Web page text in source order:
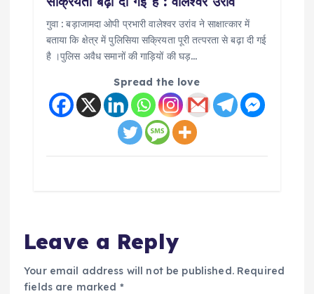
गुवा : बड़ाजामदा ओपी प्रभारी वालेश्वर उरांव ने साक्षात्कार में
बताया कि क्षेत्र में पुलिसिया सक्रियता पूरी तत्परता से बढ़ा दी गई
है ।पुलिस अवैध समानों की गाड़ियों की घड़…
Spread the love
Leave a Reply
Your email address will not be published. Required
fields are marked *